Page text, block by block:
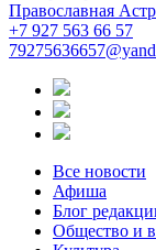
Православная
+7 927 563 66 57
Все новости
Афиша
Блог
Общество и